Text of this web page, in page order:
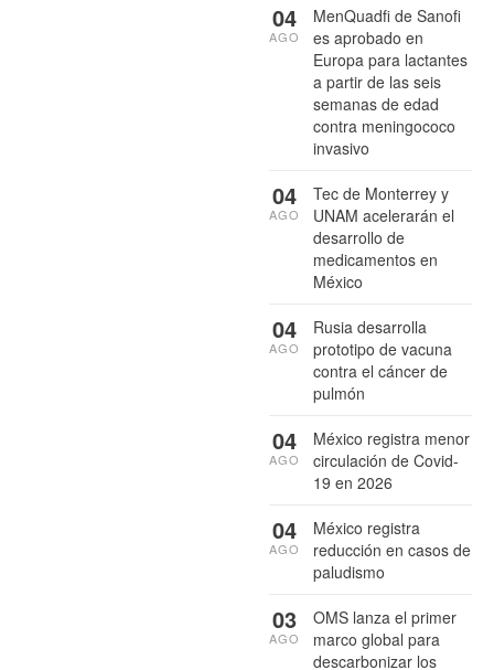
MenQuadfi de Sanofi
es aprobado en
Europa para lactantes
a partir de las seis
semanas de edad
contra meningococo
invasivo
04
AGO
Tec de Monterrey y
UNAM acelerarán el
desarrollo de
medicamentos en
México
04
AGO
Rusia desarrolla
prototipo de vacuna
contra el cáncer de
pulmón
04
AGO
México registra menor
circulación de Covid-
19 en 2026
04
AGO
México registra
reducción en casos de
paludismo
04
AGO
OMS lanza el primer
marco global para
descarbonizar los
03
AGO